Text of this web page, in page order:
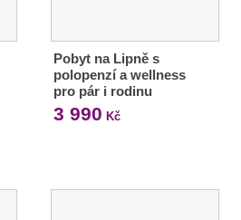
Pobyt na Lipně s
polopenzí a wellness
pro pár i rodinu
3 990 Kč